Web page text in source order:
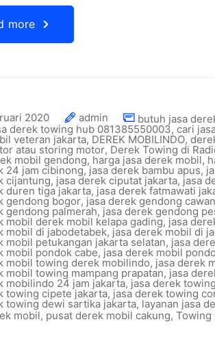
more
2020 admin butuh jasa
derek towing hub 081385550003, cari
veteran jakarta, DEREK MOBILINDO,
atau storing motor, Derek Towing di
mobil gendong, harga jasa derek mobil,
24 jam cibinong,jasa derek bambu apus,
cijantung, jasa derek ciputat jakarta, jasa
duren tiga jakarta, jasa derek fatmawati
gendong bogor, jasa derek gendong
gendong palmerah, jasa derek gendong
mobil derek mobil kelapa gading, jasa
mobil di jabodetabek, jasa derek mobil di
mobil petukangan jakarta selatan, jasa
mobil pondok cabe, jasa derek mobil
mobil towing derek mobilindo, jasa derek
mobil towing mampang prapatan, jasa
mobilindo 24 jam jakarta, jasa derek
towing cipete jakarta, jasa derek towing
towing dewi sartika jakarta, layanan jasa
mobil, pusat derek mobil cakung, Towing